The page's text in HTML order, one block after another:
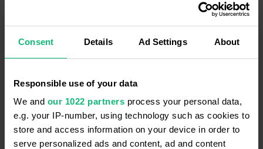
Consent Details Ad Settings About
Responsible use of your data
We and our 1022 partners process your personal data,
e.g. your IP-number, using technology such as cookies to
store and access information on your device in order to
serve personalized ads and content, ad and content
дешевой гарнитуры. Она отражает в
микрофон звуки, которые слышны из
наушников. Чтобы этого не происходило, не
экономьте на оборудовании. При выборе
профессиональные марки. Например, наша
техподдержка рекомендует USB-гарнитуру
Jabra или Sennheiser. Если выберете именно
USB-гарнитуру, то исключите проблемы с